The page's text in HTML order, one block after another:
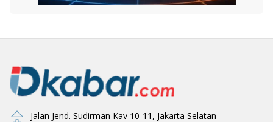
Jalan Jend. Sudirman Kav 10-11, Jakarta Selatan